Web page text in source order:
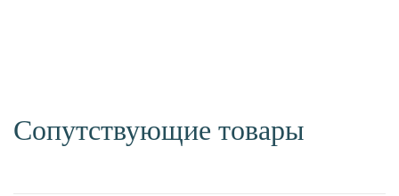
Сопутствующие товары